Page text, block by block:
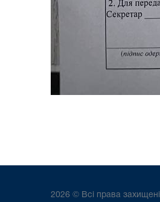
2026 © Всі права захищені